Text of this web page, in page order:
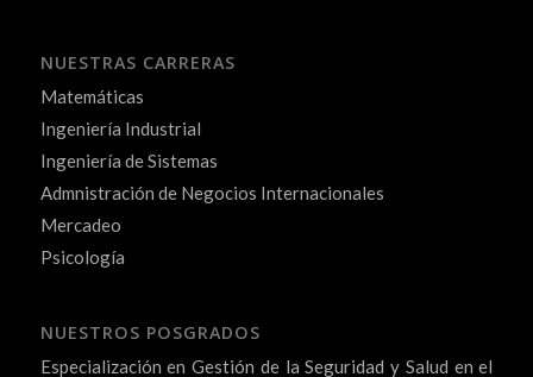
NUESTRAS CARRERAS
Matemáticas
Ingeniería Industrial
Ingeniería de Sistemas
Admnistración de Negocios Internacionales
Mercadeo
Psicología
NUESTROS POSGRADOS
Especialización en Gestión de la Seguridad y Salud en el